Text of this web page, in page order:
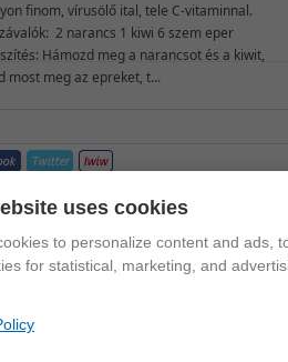
finom, vírusölő ital, tele C-vitaminnal.
2 narancs 1 kiwi 6 szem eper
Hámozd meg a narancsot és a kiwit,
most meg az epreket, t...
uses cookies
to personalize content and ads,
for statistical, marketing, and